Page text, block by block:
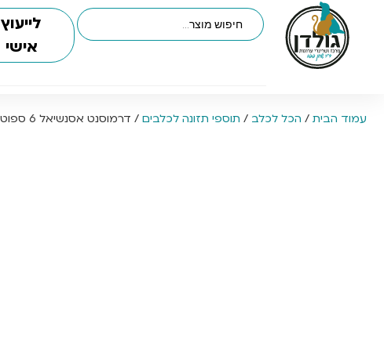
לייעוץ
אישי
עמוד הבית / הכל לכלב / תוספי תזונה לכלבים / דרמוסנט אסנשיאל 6 ספוט-און כלב 0-10 ק”ג